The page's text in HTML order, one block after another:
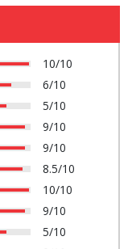
10/10
6/10
5/10
9/10
9/10
8.5/10
10/10
9/10
5/10